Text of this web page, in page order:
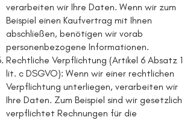
verarbeiten wir Ihre Daten. Wenn wir zum
Beispiel einen Kaufvertrag mit Ihnen
abschließen, benötigen wir vorab
personenbezogene Informationen.
Rechtliche Verpflichtung (Artikel 6 Absatz 1
lit. c DSGVO): Wenn wir einer rechtlichen
Verpflichtung unterliegen, verarbeiten wir
Ihre Daten. Zum Beispiel sind wir gesetzlich
verpflichtet Rechnungen für die